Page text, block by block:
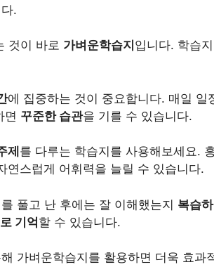
.
것이 바로 가벼운학습지 입니다. 학습
에 집중하는 것이 중요합니다. 매일
면 꾸준한 습관을 기를 수 있습니다.
제 를 다루는 학습지를 사용해보세요.
연스럽게 어휘력을 늘릴 수 있습니다.
풀고 난 후에는 잘 이해했는지 복습
기억할 수 있습니다.
가벼운학습지를 활용하면 더욱 효과